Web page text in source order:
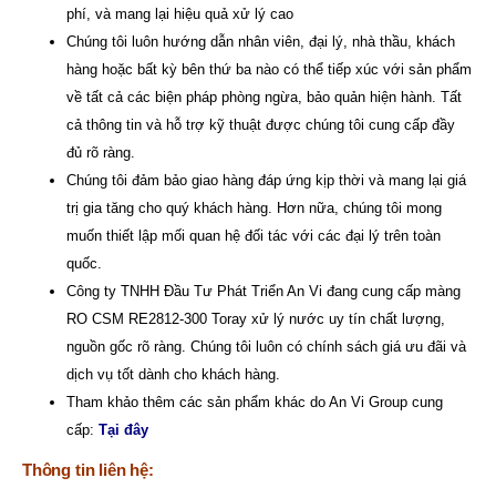
phí, và mang lại hiệu quả xử lý cao
Chúng tôi luôn hướng dẫn nhân viên, đại lý, nhà thầu, khách
hàng hoặc bất kỳ bên thứ ba nào có thể tiếp xúc với sản phẩm
về tất cả các biện pháp phòng ngừa, bảo quản hiện hành. Tất
cả thông tin và hỗ trợ kỹ thuật được chúng tôi cung cấp đầy
đủ rõ ràng.
Chúng tôi đảm bảo giao hàng đáp ứng kịp thời và mang lại giá
trị gia tăng cho quý khách hàng. Hơn nữa, chúng tôi mong
muốn thiết lập mối quan hệ đối tác với các đại lý trên toàn
quốc.
Công ty TNHH Đầu Tư Phát Triển An Vi đang cung cấp màng
RO CSM RE2812-300 Toray xử lý nước uy tín chất lượng,
nguồn gốc rõ ràng. Chúng tôi luôn có chính sách giá ưu đãi và
dịch vụ tốt dành cho khách hàng.
Tham khảo thêm các sản phẩm khác do An Vi Group cung
cấp: Tại đây
Thông tin liên hệ: